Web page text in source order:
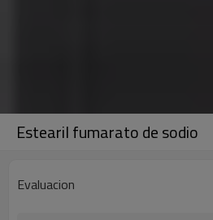
Estearil fumarato de sodio
Evaluacion